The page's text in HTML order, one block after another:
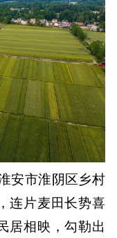
安市淮阴区乡村
连片麦田长势喜
居相映，勾勒出